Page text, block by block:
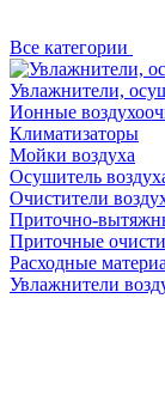
Все категории
Увлажнители,
Ионные
Климатизаторы
Мойки воздуха
Осушитель
Очистители
Приточно-
Приточные
Расходные
Увлажнители